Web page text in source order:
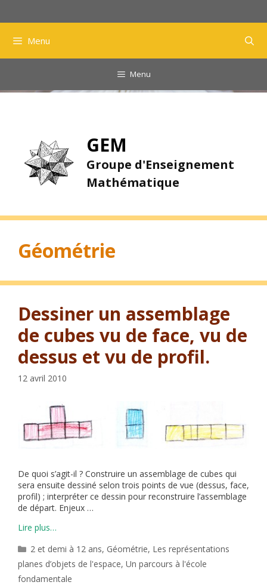
Menu
Menu
GEM
Groupe d'Enseignement
Mathématique
Géométrie
Dessiner un assemblage
de cubes vu de face, vu de
dessus et vu de profil.
12 avril 2010
De quoi s’agit-il ? Construire un assemblage de cubes qui
sera ensuite dessiné selon trois points de vue (dessus, face,
profil) ; interpréter ce dessin pour reconstruire l’assemblage
de départ. Enjeux …
Lire plus…
Catégories
2 et demi à 12 ans, Géométrie, Les représentations
planes d’objets de l'espace, Un parcours à l'école
fondamentale